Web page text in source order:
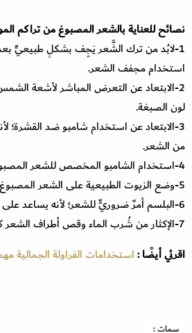
نصائح للعناية بالشعر المصبوغ من تراكم
1-لابُد من ترك الشَّعر يَجِف بشكلٍ طبيعيٍّ
استخدام مجفف الشعر.
2-الابتعاد عن التعرض المباشر لأشعة
لون الصبغة.
3-الابتعاد عن استخدام شامبو ضد
من الشعر.
4-استخدام الشامبو المخصص للشعر المصبوغ.
5-وضع الزيوت الطبيعية على الشعر المصبوغ أمرٌ في غاية الأهمية.
6-البلسم أمرٌ ضروريٌّ للشعر؛ لأنه يساعد على ترطيبه.
7-الإكثار من شُرب الماء وقص أطراف الشعر كل ستة أسابيعٍ على الأقل.
اقرئي أيضًا :استخدامات الفراولة الجمالية
سمات :